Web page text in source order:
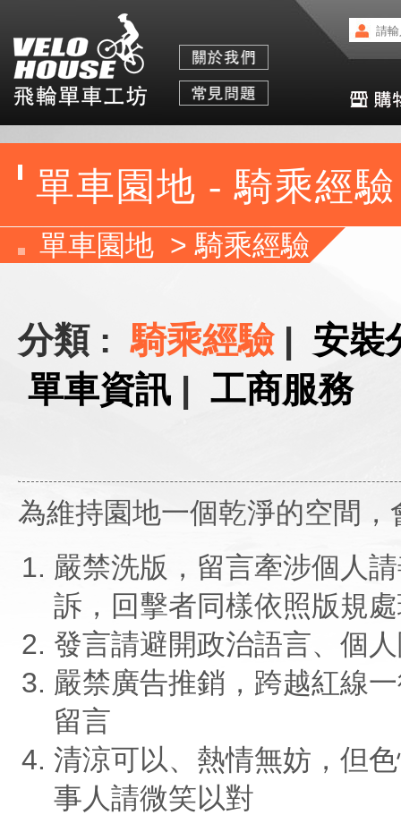
單車園地 - 騎乘經驗
單車園地 >騎乘經驗
分類 :騎乘經驗| 安裝
單車資訊 | 工商服務
為維持園地一個乾淨的空間
嚴禁洗版，留言牽涉個人
訴，回擊者同樣依照版規
發言請避開政治語言、個
嚴禁廣告推銷，跨越紅線
留言
清涼可以、熱情無妨，但
事人請微笑以對